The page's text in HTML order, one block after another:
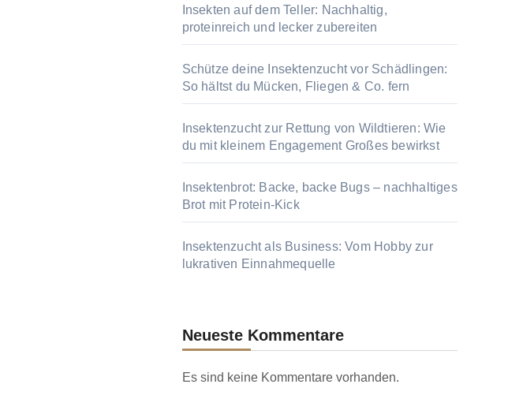
Insekten auf dem Teller: Nachhaltig,
proteinreich und lecker zubereiten
Schütze deine Insektenzucht vor Schädlingen:
So hältst du Mücken, Fliegen & Co. fern
Insektenzucht zur Rettung von Wildtieren: Wie
du mit kleinem Engagement Großes bewirkst
Insektenbrot: Backe, backe Bugs – nachhaltiges
Brot mit Protein-Kick
Insektenzucht als Business: Vom Hobby zur
lukrativen Einnahmequelle
Neueste Kommentare
Es sind keine Kommentare vorhanden.